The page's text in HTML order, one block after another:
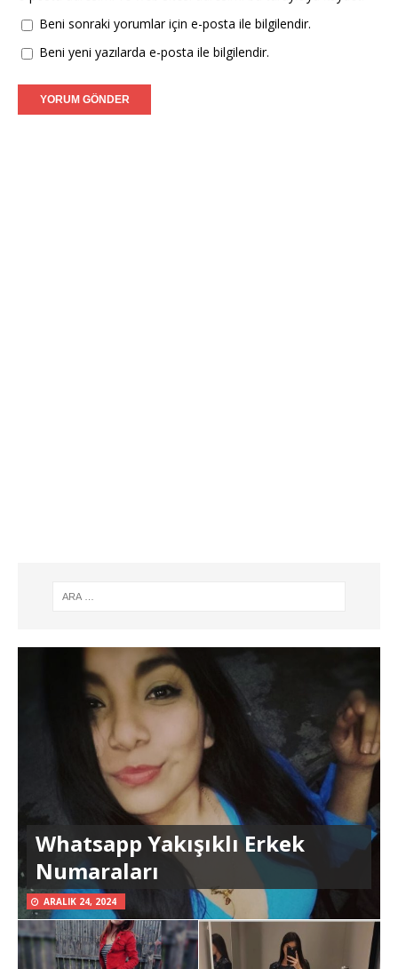
Beni sonraki yorumlar için e-posta ile bilgilendir.
Beni yeni yazılarda e-posta ile bilgilendir.
Whatsapp Yakışıklı Erkek
Numaraları
ARALIK 24, 2024